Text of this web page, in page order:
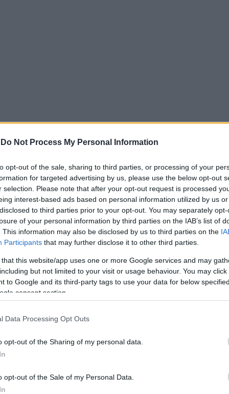
Do Not Process My Personal Information
opt-out of the sale, sharing to third parties, or processing of your
for targeted advertising by us, please use the below opt-out
selection. Please note that after your opt-out request is processed
interest-based ads based on personal information utilized by us
to third parties prior to your opt-out. You may separately
of your personal information by third parties on the IAB’s list of
This information may also be disclosed by us to third parties on the
Participants that may further disclose it to other third parties.
that this website/app uses one or more Google services and may
but not limited to your visit or usage behaviour. You may
to Google and its third-party tags to use your data for below
consent section.
Data Processing Opt Outs
opt-out of the Sharing of my personal data.
opt-out of the Sale of my Personal Data.
αποκαλυπτική μαρτυρία ψαρά για το drone στη
του drone, όπως και το ότι μετέφερε εκρηκτικά. «Οι
με τον πόλεμο Ρωσίας και Ουκρανίας», εξηγεί.
το πώς έφτασε σε ελληνικά νερά: μία πιθανότητα είναι
απώλεια επικοινωνίας. Το θαλάσσιο drone, συνεχίζει το
της Ρωσίας που μεταφέρει πετρέλαιο και φυσικό αέριο,
ότι από το σκάφος αφαιρέθηκαν τρεις
αυτό του λαθρεμπορίου. Δεν λείπει η αναφορά στον
θαλάσσιων drone τύπου Magura V3, τα οποία η
για επιθετικές αποστολές. Το drone στη Λευκάδα